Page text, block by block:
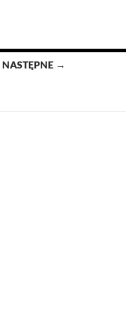
NASTĘPNE →